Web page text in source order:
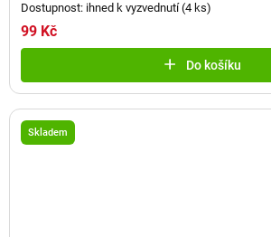
Dostupnost: ihned k vyzvednutí(4 ks)
99 Kč
Do košíku
Skladem